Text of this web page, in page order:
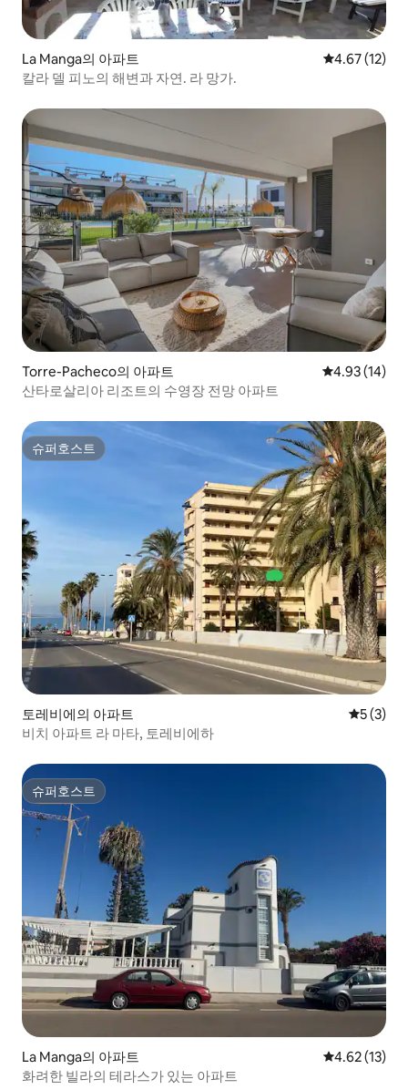
La Manga의 아파트 평점 4.67점
4.67 (12)
칼라 델 피노의 해변과 자연. 라 망가.
Torre-Pacheco의 아파트 평점 4.93점
4.93 (14)
산타로살리아 리조트의 수영장 전망 아파트
슈퍼호스트
슈퍼호스트
토레비에의 아파트 평점 5점
5 (3)
비치 아파트 라 마타, 토레비에하
슈퍼호스트
슈퍼호스트
La Manga의 아파트 평점 4.62점
4.62 (13)
화려한 빌라의 테라스가 있는 아파트